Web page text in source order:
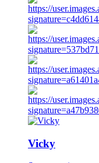
Vicky